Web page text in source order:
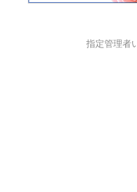
指定管理者